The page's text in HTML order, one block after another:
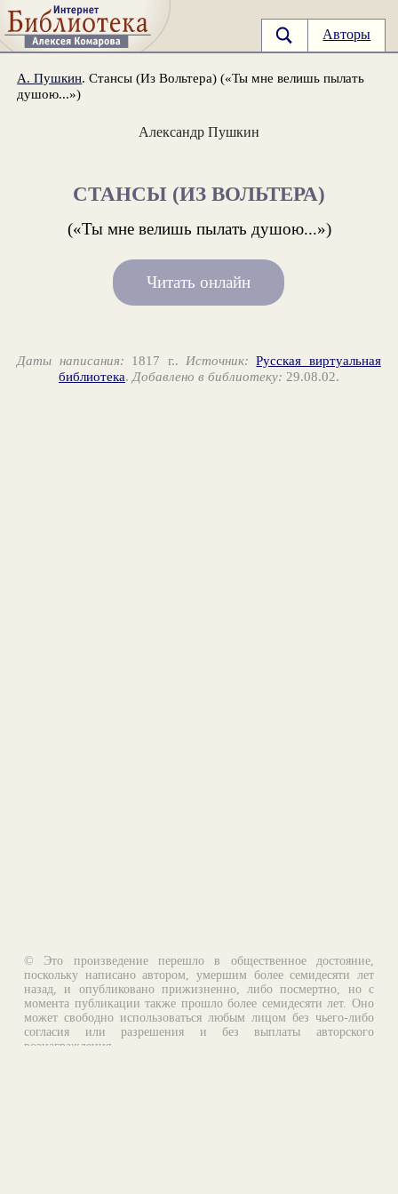
Авторы
А. Пушкин. Стансы (Из Вольтера) («Ты мне велишь пылать
душою...»)
Александр Пушкин
СТАНСЫ (ИЗ ВОЛЬТЕРА)
(«Ты мне велишь пылать душою...»)
Читать онлайн
Даты написания: 1817 г.. Источник: Русская виртуальная
библиотека. Добавлено в библиотеку: 29.08.02.
© Это произведение перешло в общественное достояние,
поскольку написано автором, умершим более семидесяти лет
назад, и опубликовано прижизненно, либо посмертно, но с
момента публикации также прошло более семидесяти лет. Оно
может свободно использоваться любым лицом без чьего-либо
согласия или разрешения и без выплаты авторского
вознаграждения.